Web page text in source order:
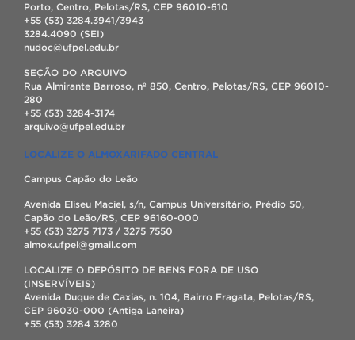
Porto, Centro, Pelotas/RS, CEP 96010-610
+55 (53) 3284.3941/3943
3284.4090 (SEI)
nudoc@ufpel.edu.br
SEÇÃO DO ARQUIVO
Rua Almirante Barroso, nº 850, Centro, Pelotas/RS, CEP 96010-
280
+55 (53) 3284-3174
arquivo@ufpel.edu.br
LOCALIZE O ALMOXARIFADO CENTRAL
Campus Capão do Leão
Avenida Eliseu Maciel, s/n, Campus Universitário, Prédio 50,
Capão do Leão/RS, CEP 96160-000
+55 (53) 3275 7173 / 3275 7550
almox.ufpel@gmail.com
LOCALIZE O DEPÓSITO DE BENS FORA DE USO
(INSERVÍVEIS)
Avenida Duque de Caxias, n. 104, Bairro Fragata, Pelotas/RS,
CEP 96030-000 (Antiga Laneira)
+55 (53) 3284 3280